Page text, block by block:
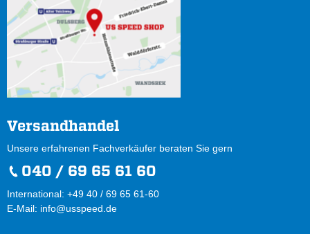
Versandhandel
Unsere erfahrenen Fachverkäufer beraten Sie gern
040 / 69 65 61 60
International: +49 40 / 69 65 61-60
E-Mail: info@usspeed.de